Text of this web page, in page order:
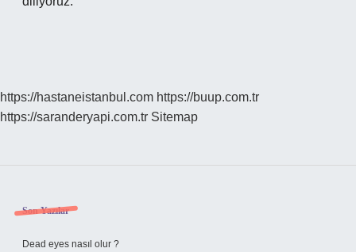
https://hastaneistanbul.com https://buup.com.tr
https://saranderyapi.com.tr Sitemap
Sidebar
Son Yazılar
Dead eyes nasıl olur ?